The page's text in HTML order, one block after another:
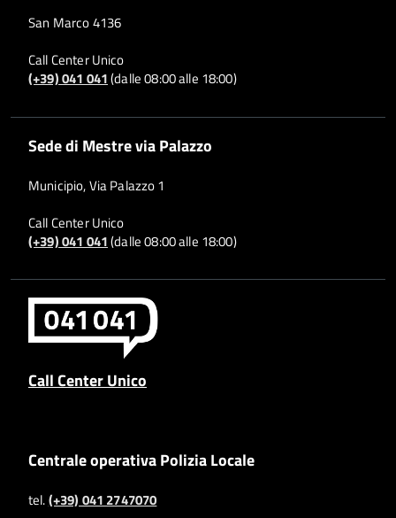
San Marco 4136
Call Center Unico
(+39) 041 041(dalle 08:00 alle 18:00)
Sede di Mestre via Palazzo
Municipio, Via Palazzo 1
Call Center Unico
(+39) 041 041(dalle 08:00 alle 18:00)
Call Center Unico
Centrale operativa Polizia Locale
tel.(+39) 041 2747070